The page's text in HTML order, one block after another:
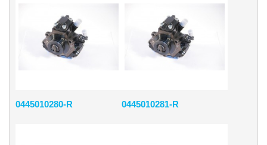
0445010280-R 0445010281-R